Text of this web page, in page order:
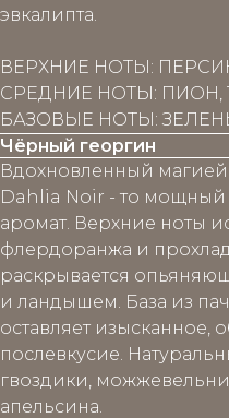
эвкалипта.
ВЕРХНИЕ НОТЫ:
СРЕДНИЕ НОТЫ: ПИОН,
БАЗОВЫЕ НОТЫ:
Чёрный георгин
Вдохновленный
Dahlia Noir - то мощный
аромат. Верхние ноты
флердоранжа и
раскрывается
и ландышем. База из
оставляет изысканное,
послевкусие.
гвоздики,
апельсина.